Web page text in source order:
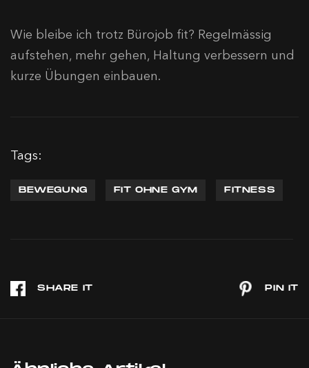
Wie bleibe ich trotz Bürojob fit? Regelmässig
aufstehen, mehr gehen, Haltung verbessern und
kurze Übungen einbauen.
Tags:
BEWEGUNG FIT OHNE GYM FITNESS